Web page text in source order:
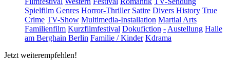
Spielfilm Genres Horror-Thriller Satire Divers History True
Crime TV-Show Multimedia-Installation Martial Arts
Familienfilm Kurzfilmfestival Dokufiction -Austellung Halle
am Berghain Berlin Familie / Kinder Kdrama
Jetzt weiterempfehlen!